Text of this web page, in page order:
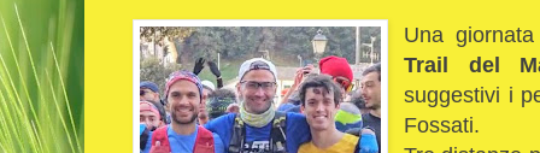
Una
Trail del
suggestivi i
Fossati.